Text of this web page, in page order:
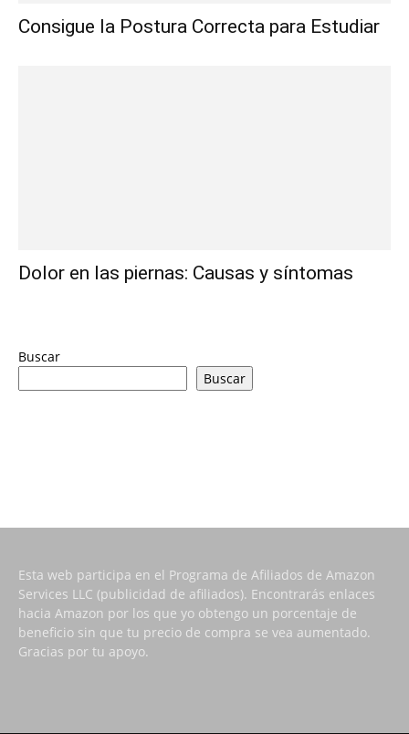
Consigue la Postura Correcta para Estudiar
Dolor en las piernas: Causas y síntomas
Buscar
Buscar
Esta web participa en el Programa de Afiliados de Amazon
Services LLC (publicidad de afiliados). Encontrarás enlaces
hacia Amazon por los que yo obtengo un porcentaje de
beneficio sin que tu precio de compra se vea aumentado.
Gracias por tu apoyo.